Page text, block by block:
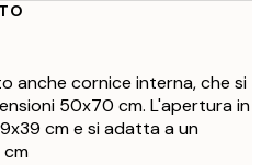
anche cornice interna, che si
50x70 cm. L'apertura in
cm e si adatta a un